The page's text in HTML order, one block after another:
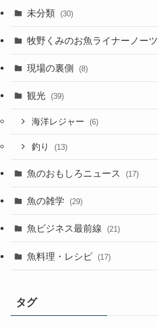
未分類 (30)
牧野くみのお魚ライナーノーツ
現場の裏側 (8)
観光 (39)
海洋レジャー (6)
釣り (13)
魚のおもしろニュース (17)
魚の雑学 (29)
魚ビジネス最前線 (21)
魚料理・レシピ (17)
タグ